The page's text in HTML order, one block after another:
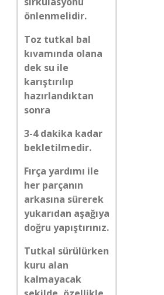
önlenmelidir.
Toz tutkal bal
kıvamında olana
dek su ile
karıştırılıp
hazırlandıktan
sonra
3-4 dakika kadar
bekletilmedir.
Fırça yardımı ile
her parçanın
arkasına sürerek
yukarıdan aşağıya
doğru yapıştırınız.
Tutkal sürülürken
kuru alan
kalmayacak